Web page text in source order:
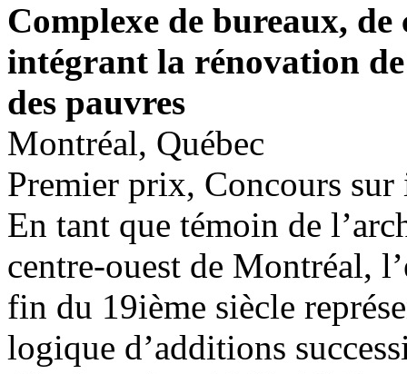
Complexe de bureaux,
intégrant la rénovation
des pauvres
Montréal, Québec
Premier prix, Concours
En tant que témoin de
centre-ouest de Montréal,
fin du 19ième siècle
logique d’additions